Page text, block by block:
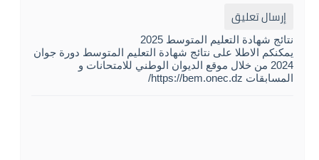
إرسال تعليق
نتائج شهادة التعليم المتوسط 2025
يمكنكم الاطلا على نتائج شهادة التعليم المتوسط دورة جوان
2024 من خلال موقع الديوان الوطني للامتحانات و
المسابقات https://bem.onec.dz/